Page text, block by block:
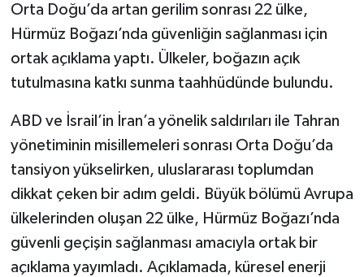
Orta Doğu’da artan gerilim sonrası 22 ülke,
Hürmüz Boğazı’nda güvenliğin sağlanması için
ortak açıklama yaptı. Ülkeler, boğazın açık
tutulmasına katkı sunma taahhüdünde bulundu.
ABD ve İsrail’in İran’a yönelik saldırıları ile Tahran
yönetiminin misillemeleri sonrası Orta Doğu’da
tansiyon yükselirken, uluslararası toplumdan
dikkat çeken bir adım geldi. Büyük bölümü Avrupa
ülkelerinden oluşan 22 ülke, Hürmüz Boğazı’nda
güvenli geçişin sağlanması amacıyla ortak bir
açıklama yayımladı. Açıklamada, küresel enerji